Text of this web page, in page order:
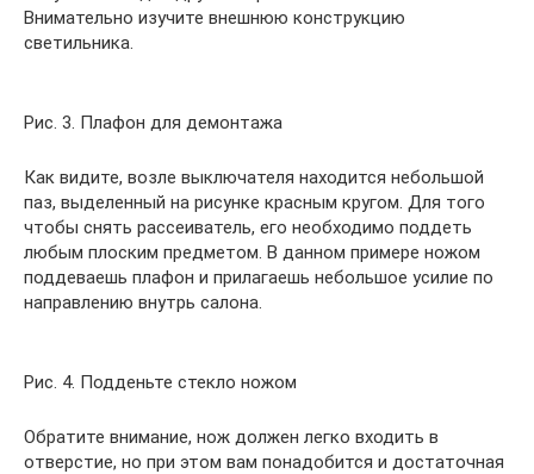
Внимательно изучите внешнюю конструкцию
светильника.
Рис. 3. Плафон для демонтажа
Как видите, возле выключателя находится небольшой
паз, выделенный на рисунке красным кругом. Для того
чтобы снять рассеиватель, его необходимо поддеть
любым плоским предметом. В данном примере ножом
поддеваешь плафон и прилагаешь небольшое усилие по
направлению внутрь салона.
Рис. 4. Подденьте стекло ножом
Обратите внимание, нож должен легко входить в
отверстие, но при этом вам понадобится и достаточная